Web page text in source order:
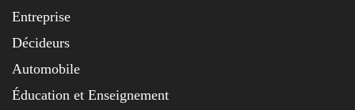
Entreprise
Décideurs
Automobile
Éducation et Enseignement